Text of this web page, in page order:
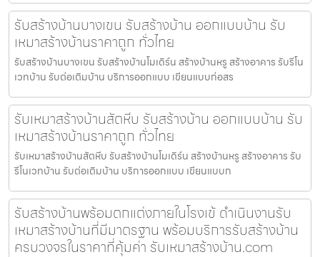
รับสร้างบ้านบางเขน รับสร้างบ้าน ออกแบบบ้าน รับ
เหมาสร้างบ้านราคาถูก ทั่วไทย
รับสร้างบ้านบางเขน รับสร้างบ้านโมเดิร์น สร้างบ้านหรู สร้างอาคาร รับรีโน
เวทบ้าน รับต่อเติมบ้าน บริการออกแบบ เขียนแบบก่อสร
รับเหมาสร้างบ้านสัตหีบ รับสร้างบ้าน ออกแบบบ้าน รับ
เหมาสร้างบ้านราคาถูก ทั่วไทย
รับเหมาสร้างบ้านสัตหีบ รับสร้างบ้านโมเดิร์น สร้างบ้านหรู สร้างอาคาร รับ
รีโนเวทบ้าน รับต่อเติมบ้าน บริการออกแบบ เขียนแบบก
รับสร้างบ้านพร้อมตกแต่งภายในโรงเข้ ดำเนินงานรับ
เหมาสร้างบ้านที่มีมาตรฐาน พร้อมบริการรับสร้างบ้าน
ครบวงจรในราคาที่คุ้มค่า รับเหมาสร้างบ้าน.com